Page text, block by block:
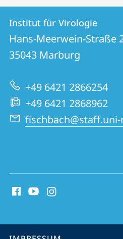
Kontakt
und
Informationen
zur
Website
Kontaktinformationen
Institut
für
Virologie
Institut für Virologie
Hans-Meerwein-Straße
35043 Marburg
+49 6421 2866254
+49 6421 2868962
Media
Service-